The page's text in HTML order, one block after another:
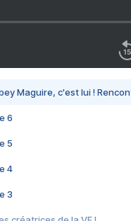
Maguire, c'est lui !
6
5
4
3